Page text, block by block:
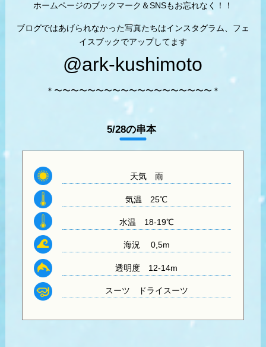
ホームページのブックマーク＆SNSもお忘れなく！！
ブログではあげられなかった写真たちはインスタグラム、フェ
イスブックでアップしてます
@ark-kushimoto
＊〜〜〜〜〜〜〜〜〜〜〜〜〜〜〜〜〜〜〜＊
5/28の串本
天気雨
気温 25℃
水温 18-19℃
海況 0,5m
透明度 12-14m
スーツ ドライスーツ